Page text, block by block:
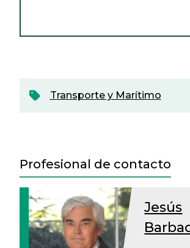
Transporte y Marítimo
Profesional de contacto
Jesús